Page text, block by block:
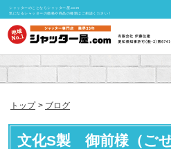
シャッターのことならシャッター屋.com
気になるシャッターの価格や商品の種類はご相談ください！
トップ ブログ
文化S製 御前様（ごぜ